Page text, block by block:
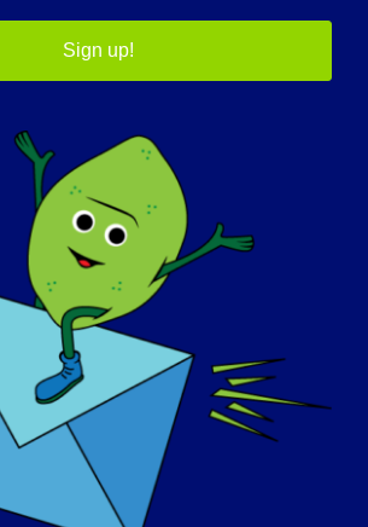
ОСВЕДОМЛЕННОСТИ
БАЗА ЗНАНИЙ
ПРОЖЕКТОРЫ
О НАС
СОБЫТИЯ
СВЯЗАТЬСЯ С
МАГАЗИН
Sign up!